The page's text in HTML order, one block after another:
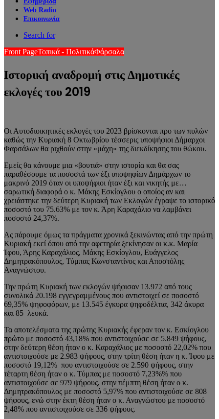
Web Radio
Επικοινωνία
Search for
Front PageΤοπικά - ΠολιτικάΦάρσαλα
Ιστορική αναδρομή στις Δημοτικές
εκλογές του 2019
Οι Αυτοδιοικητικές εκλογές του 2023 βρίσκονται προ των πυλών
καθώς την Κυριακή 8 Οκτωβρίου τέσσερις υποψήφιοι Δήμαρχοι
Φαρσάλων θα ριχθούν στην «μάχη» της διεκδίκησης του θώκου.
Εμείς θα κάνουμε μια «βουτιά» στην ιστορία και θα σας
παραθέσουμε τα ποσοστά των έξι υποψηφίων Δημάρχων το
μακρινό 2019 όταν οι υποψήφιοι ήταν έξι και νικητής με…
σαρωτική διαφορά ο κ. Μάκης Εσκίογλου ο οποίος αν και
χρειάστηκε την δεύτερη Κυριακή των Εκλογών έγραψε το ιστορικό
ποσοστό του 75.63% με τον κ. Άρη Καραχάλιο να λαμβάνει
ποσοστό 24,37%.
Ας πάρουμε όμως τα πράγματα χρονικά ξεκινώντας από την πρώτη
Κυριακή εκεί όπου από την αφετηρία ξεκίνησαν οι κ.κ. Μαρία
Ίφου, Άρης Καραχάλιος, Μάκης Εσκίογλου, Ευάγγελος
Δημητρακόπουλος, Τύμπας Κωνσταντίνος και Αποστόλης
Αναγνώστου.
Την πρώτη Κυριακή των εκλογών ψήφισαν 13.972 από τους
συνολικά 20.198 εγγεγραμμένους που αντιστοιχεί σε ποσοστό
69,35% ψηφοφόρων, με 13.545 έγκυρα ψηφοδέλτια, 342 άκυρα
και 85 λευκά.
Τα αποτελέσματα της πρώτης Κυριακής έφεραν τον κ. Εσκίογλου
πρώτο με ποσοστό 43,18% που αντιστοιχούσε σε 5.849 ψήφους,
στην δεύτερη θέση ήταν ο κ. Καραχάλιος με ποσοστό 22,02% που
αντιστοιχούσε με 2.983 ψήφους, στην τρίτη θέση ήταν η κ. Ίφου με
ποσοστό 19,12% που αντιστοιχούσε σε 2.590 ψήφους, στην
τέταρτη θέση ήταν ο κ. Τύμπας με ποσοστό 7,23%% που
αντιστοιχούσε σε 979 ψήφους, στην πέμπτη θέση ήταν ο κ.
Δημητρακόπουλος με ποσοστό 5,97% που αντιστοιχούσε σε 808
ψήφους, ενώ στην έκτη θέση ήταν ο κ. Αναγνώστου με ποσοστό
2,48% που αντιστοιχούσε σε 336 ψήφους.